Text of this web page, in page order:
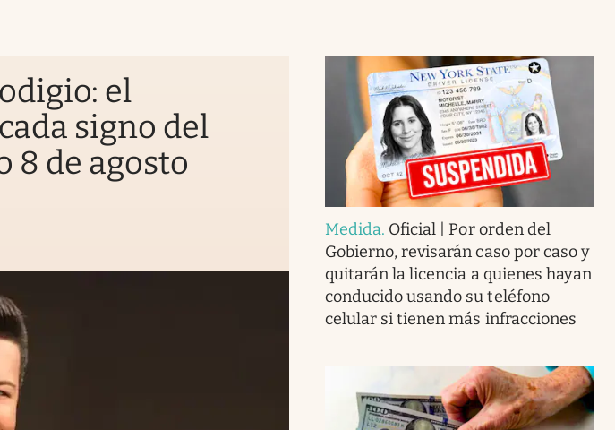
el
signo del
8 de agosto
Medida. Oficial | Por orden del
Gobierno, revisarán caso por caso y
quitarán la licencia a quienes hayan
conducido usando su teléfono
celular si tienen más infracciones